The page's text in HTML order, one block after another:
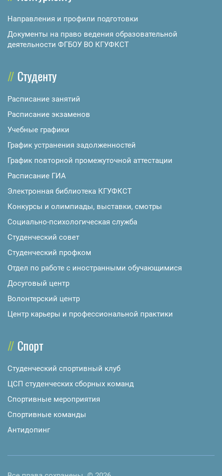
Направления и профили подготовки
Документы на право ведения образовательной
деятельности ФГБОУ ВО КГУФКСТ
Студенту
Расписание занятий
Расписание экзаменов
Учебные графики
График устранения задолженностей
График повторной промежуточной аттестации
Расписание ГИА
Электронная библиотека КГУФКСТ
Конкурсы и олимпиады, выставки, смотры
Социально-психологическая служба
Студенческий совет
Студенческий профком
Отдел по работе с иностранными обучающимися
Досуговый центр
Волонтерский центр
Центр карьеры и профессиональной практики
Спорт
Студенческий спортивный клуб
ЦСП студенческих сборных команд
Спортивные мероприятия
Спортивные команды
Антидопинг